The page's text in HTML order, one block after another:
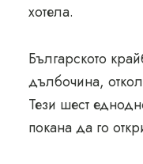
хотела.
Българското
дълбочина,
Тези шест
покана да го